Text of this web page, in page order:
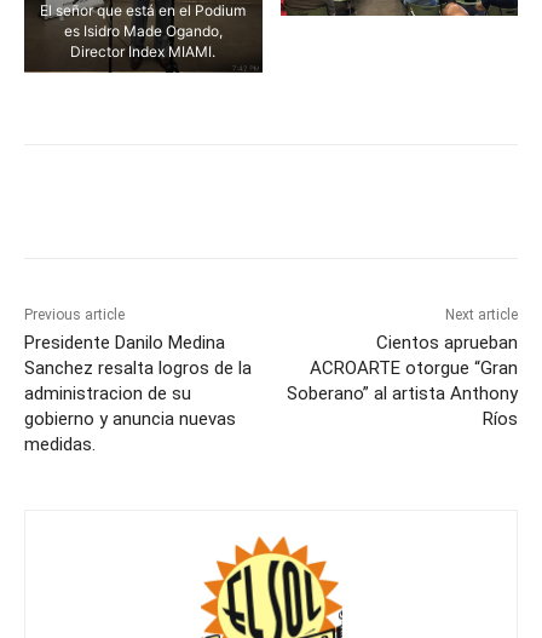
El señor que está en el Podium
es Isidro Made Ogando,
Director Index MIAMI.
Previous article
Presidente Danilo Medina
Sanchez resalta logros de la
administracion de su
gobierno y anuncia nuevas
medidas.
Next article
Cientos aprueban
ACROARTE otorgue “Gran
Soberano” al artista Anthony
Ríos